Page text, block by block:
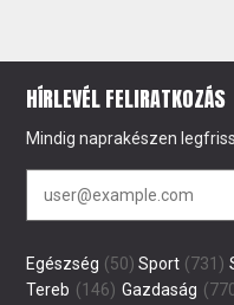
HÍRLEVÉL FELIRATKOZÁS
Mindig naprakészen
Egészség (50) Sport (731)
Tereb (146) Gazdaság